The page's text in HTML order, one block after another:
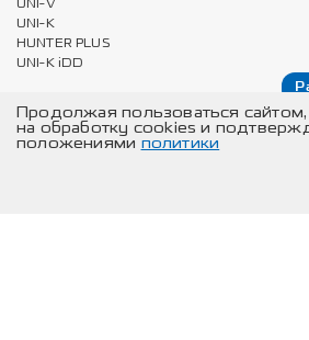
UNI-V
UNI-K
HUNTER PLUS
UNI-K iDD
Владельцам О
Продолжая пользоваться
на обработку cookies и
положениями политики